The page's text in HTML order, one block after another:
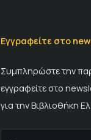
Εγγραφείτε στο
Συμπληρώστε την
εγγραφείτε στο
για την Βιβλιοθήκη